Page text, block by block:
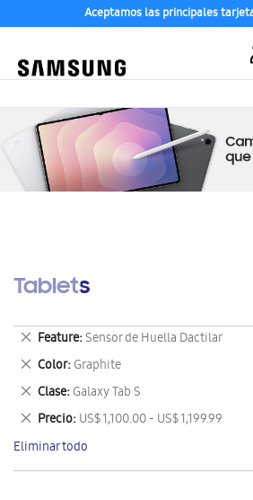
Aceptamos las principales
Tablets
Feature Sensor de Huella Dactilar
Eliminar
este
artículo
Color Graphite
Eliminar
este
artículo
Clase Galaxy Tab S
Eliminar
este
artículo
Precio US$ 1,100.00 - US$ 1,199.99
Eliminar
este
artículo
Eliminar todo